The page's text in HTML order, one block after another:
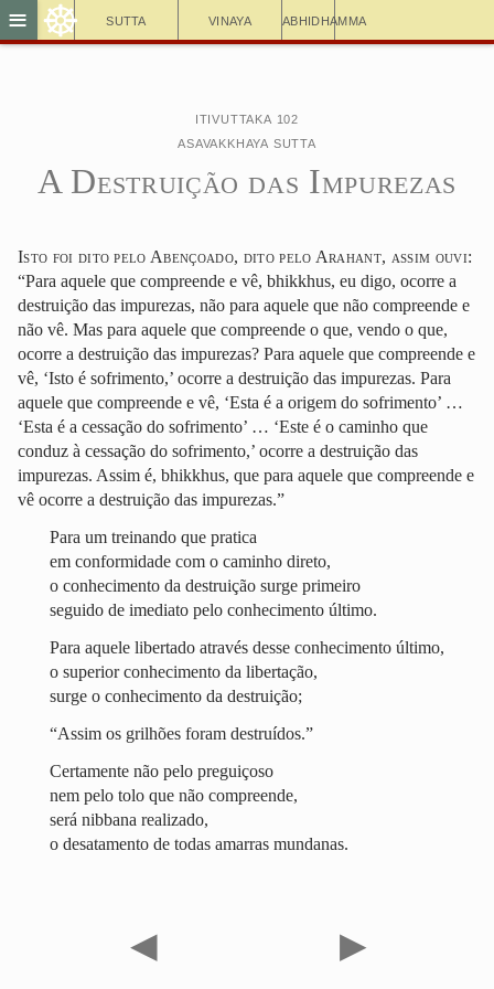
Sutta Vinaya Abhidhamma
≡ ☸
Itivuttaka 102
Asavakkhaya Sutta
A Destruição das Impurezas
Isto foi dito pelo Abençoado, dito pelo Arahant, assim ouvi:
“Para aquele que compreende e vê, bhikkhus, eu digo, ocorre a
destruição das impurezas, não para aquele que não compreende e
não vê. Mas para aquele que compreende o que, vendo o que,
ocorre a destruição das impurezas? Para aquele que compreende e
vê, ‘Isto é sofrimento,’ ocorre a destruição das impurezas. Para
aquele que compreende e vê, ‘Esta é a origem do sofrimento’ …
‘Esta é a cessação do sofrimento’ … ‘Este é o caminho que
conduz à cessação do sofrimento,’ ocorre a destruição das
impurezas. Assim é, bhikkhus, que para aquele que compreende e
vê ocorre a destruição das impurezas.”
Para um treinando que pratica
em conformidade com o caminho direto,
o conhecimento da destruição surge primeiro
seguido de imediato pelo conhecimento último.
Para aquele libertado através desse conhecimento último,
o superior conhecimento da libertação,
surge o conhecimento da destruição;
“Assim os grilhões foram destruídos.”
Certamente não pelo preguiçoso
nem pelo tolo que não compreende,
será nibbana realizado,
o desatamento de todas amarras mundanas.
◀ ▶